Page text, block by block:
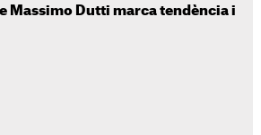
Massimo Dutti marca tendència i